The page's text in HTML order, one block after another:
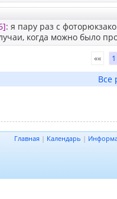
: я пару раз с
когда можно было
«« 1
Все
Главная | Календарь |